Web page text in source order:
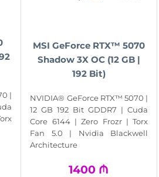
|
MSI GeForce RTX™ 5070
Shadow 3X OC (12 GB |
192 Bit)
NVIDIA® GeForce RTX™ 5070 |
12 GB 192 Bit GDDR7 | Cuda
Core 6144 | Zero Frozr | Torx
Fan 5.0 | Nvidia Blackwell
Architecture
1400 ₼